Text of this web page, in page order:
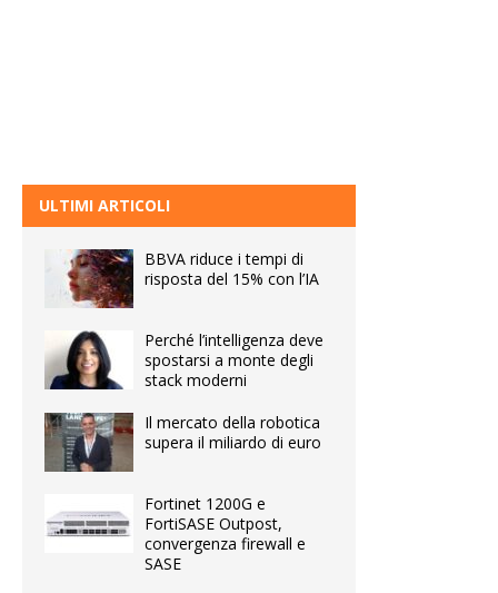
ULTIMI ARTICOLI
BBVA riduce i tempi di
risposta del 15% con l’IA
Perché l’intelligenza deve
spostarsi a monte degli
stack moderni
Il mercato della robotica
supera il miliardo di euro
Fortinet 1200G e
FortiSASE Outpost,
convergenza firewall e
SASE